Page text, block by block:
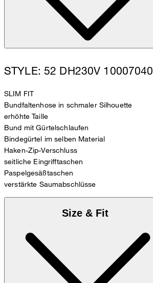
STYLE: 52 DH230V 10007040
SLIM FIT
Bundfaltenhose in schmaler Silhouette
erhöhte Taille
Bund mit Gürtelschlaufen
Bindegürtel im selben Material
Haken-Zip-Verschluss
seitliche Eingrifftaschen
Paspelgesäßtaschen
verstärkte Saumabschlüsse
Size & Fit